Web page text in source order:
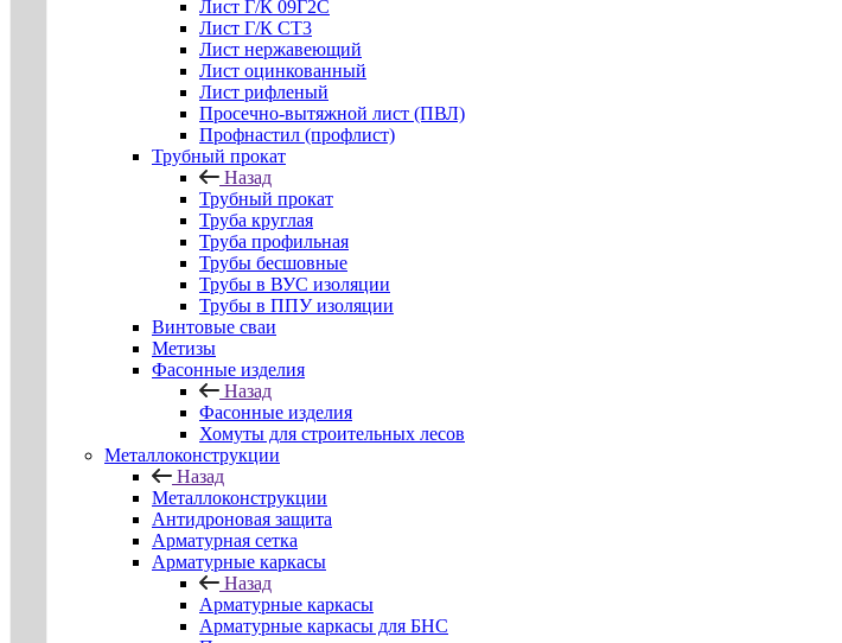
Лист Г/К 09Г2С
Лист Г/К СТ3
Лист нержавеющий
Лист оцинкованный
Лист рифленый
Просечно-вытяжной лист (ПВЛ)
Профнастил (профлист)
Трубный прокат
Назад
Трубный прокат
Труба круглая
Труба профильная
Трубы бесшовные
Трубы в ВУС изоляции
Трубы в ППУ изоляции
Винтовые сваи
Метизы
Фасонные изделия
Назад
Фасонные изделия
Хомуты для строительных лесов
Металлоконструкции
Назад
Металлоконструкции
Антидроновая защита
Арматурная сетка
Арматурные каркасы
Назад
Арматурные каркасы
Арматурные каркасы для БНС